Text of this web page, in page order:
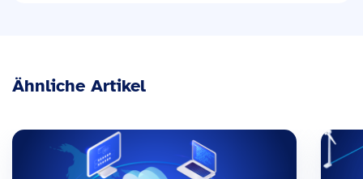
Ähnliche Artikel